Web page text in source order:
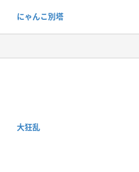
にゃんこ別塔
大狂乱